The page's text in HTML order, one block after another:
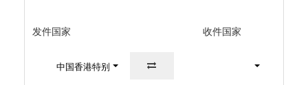
发件国家 收件国家
中国香港特别行政区